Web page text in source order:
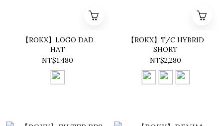
【ROKX】LOGO DAD
HAT
NT$1,480
【ROKX】T/C HYBRID
SHORT
NT$2,280